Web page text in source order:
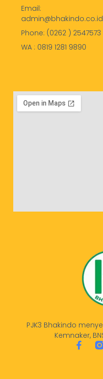
PJK3 Bhakindo
Kemnaker,
Email:
admin@bhakindo.co.id
Phone: (0262 ) 2547573
WA : 0819 1281 9890